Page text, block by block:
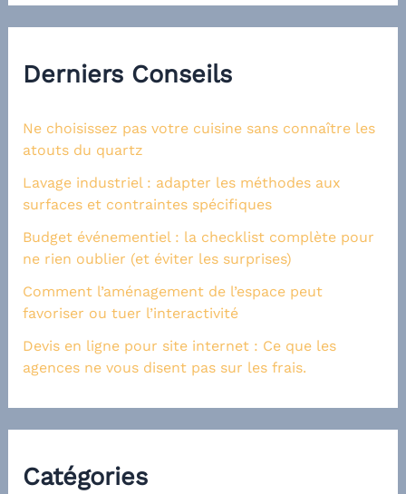
Derniers Conseils
Ne choisissez pas votre cuisine sans connaître les
atouts du quartz
Lavage industriel : adapter les méthodes aux
surfaces et contraintes spécifiques
Budget événementiel : la checklist complète pour
ne rien oublier (et éviter les surprises)
Comment l’aménagement de l’espace peut
favoriser ou tuer l’interactivité
Devis en ligne pour site internet : Ce que les
agences ne vous disent pas sur les frais.
Catégories